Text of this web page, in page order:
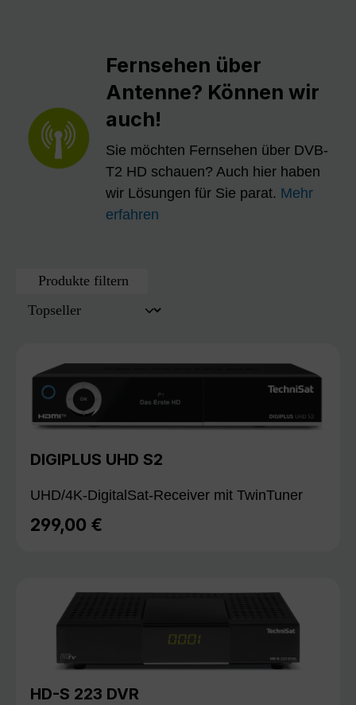
Fernsehen über
Antenne? Können wir
auch!
Sie möchten Fernsehen über DVB-
T2 HD schauen? Auch hier haben
wir Lösungen für Sie parat. Mehr
erfahren
Produkte filtern
DIGIPLUS UHD S2
UHD/4K-DigitalSat-Receiver mit TwinTuner
Regulärer Preis:
299,00 €
HD-S 223 DVR